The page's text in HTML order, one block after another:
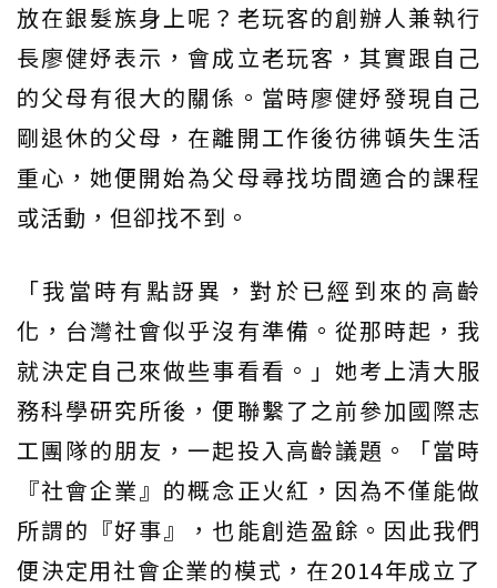
放在銀髮族身上呢？老玩客的創辦人兼執行
長廖健妤表示，會成立老玩客，其實跟自己
的父母有很大的關係。當時廖健妤發現自己
剛退休的父母，在離開工作後彷彿頓失生活
重心，她便開始為父母尋找坊間適合的課程
或活動，但卻找不到。
「我當時有點訝異，對於已經到來的高齡
化，台灣社會似乎沒有準備。從那時起，我
就決定自己來做些事看看。」她考上清大服
務科學研究所後，便聯繫了之前參加國際志
工團隊的朋友，一起投入高齡議題。「當時
『社會企業』的概念正火紅，因為不僅能做
所謂的『好事』，也能創造盈餘。因此我們
便決定用社會企業的模式，在2014年成立了